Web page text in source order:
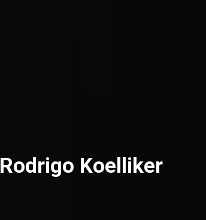
Rodrigo Koelliker